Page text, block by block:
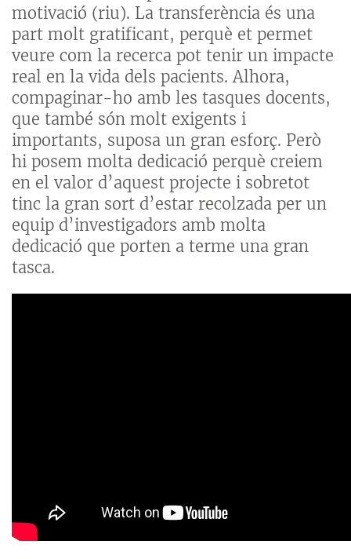
motivació (riu). La transferència és una
part molt gratificant, perquè et permet
veure com la recerca pot tenir un impacte
real en la vida dels pacients. Alhora,
compaginar-ho amb les tasques docents,
que també són molt exigents i
importants, suposa un gran esforç. Però
hi posem molta dedicació perquè creiem
en el valor d’aquest projecte i sobretot
tinc la gran sort d’estar recolzada per un
equip d’investigadors amb molta
dedicació que porten a terme una gran
tasca.